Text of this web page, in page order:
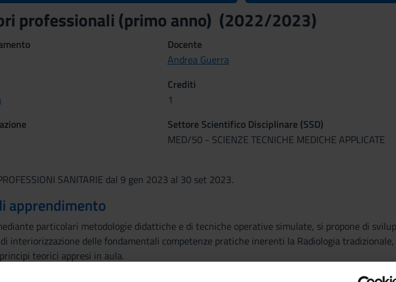
professionali (primo anno) (2022/2023)
Docente
Andrea Guerra
Crediti
1
Settore Scientifico Disciplinare (SSD)
MED/50 - SCIENZE TECNICHE MEDICHE APPLICATE
SANITARIE dal 9 gen 2023 al 30 set 2023.
apprendimento
particolari metodologie didattiche e di tecniche operative simulate, si propone di
interiorizzazione delle fondamentali competenze pratiche inerenti la Radiologia
teorici appresi in aula.